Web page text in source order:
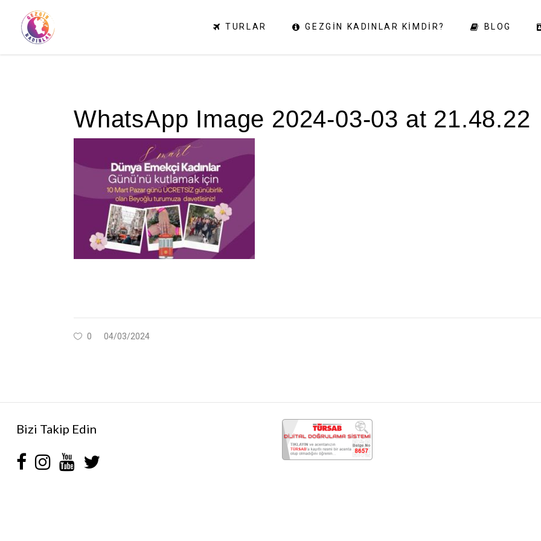
TURLAR GEZGIN KADINLAR KIMDIR? BLOG
WhatsApp Image 2024-03-03 at 21.48.22
0 04/03/2024
Bizi Takip Edin